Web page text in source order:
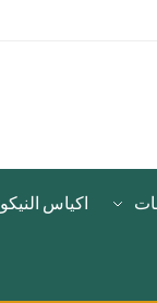
اكياس